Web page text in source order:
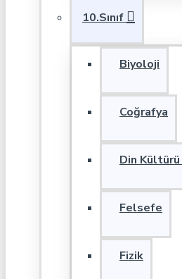
10.Sınıf
Biyoloji
Coğrafya
Din
Felsefe
Fizik